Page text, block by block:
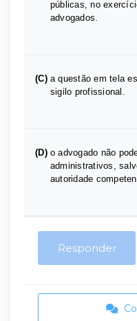
públicas, no
advogados.
(C) a questão em tela
sigilo profissional.
(D) o advogado não
administrativos,
autoridade
Responder